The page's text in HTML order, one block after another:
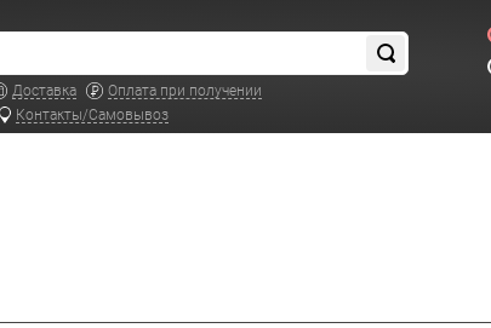
Доставка
Оплата при получении
Контакты/Самовывоз